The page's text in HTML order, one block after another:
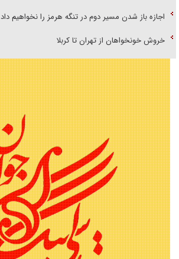
اجازه باز شدن مسیر دوم در تنگه هرمز را نخواهیم داد
خروش خونخواهان از تهران تا کربلا